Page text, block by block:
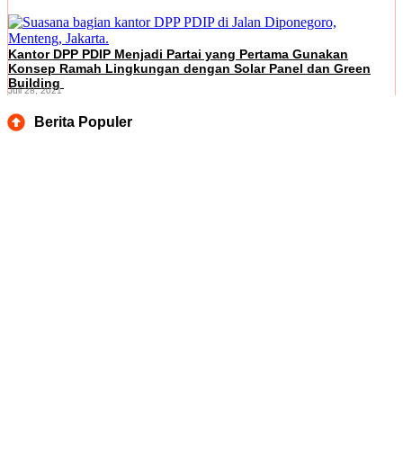
Kantor DPP PDIP Menjadi Partai yang Pertama Gunakan
Konsep Ramah Lingkungan dengan Solar Panel dan Green
Building
Juli 28, 2021
Berita Populer